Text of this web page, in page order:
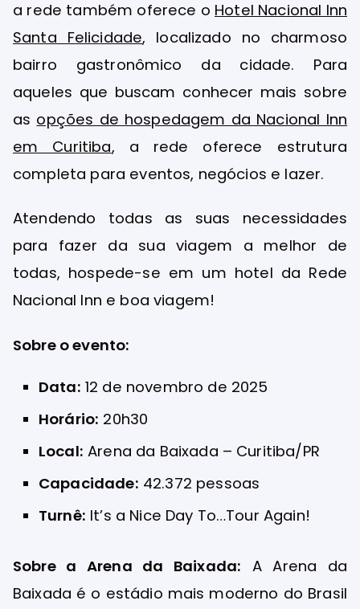
a rede também oferece o Hotel Nacional Inn
Santa Felicidade, localizado no charmoso
bairro gastronômico da cidade. Para
aqueles que buscam conhecer mais sobre
as opções de hospedagem da Nacional Inn
em Curitiba, a rede oferece estrutura
completa para eventos, negócios e lazer.
Atendendo todas as suas necessidades
para fazer da sua viagem a melhor de
todas, hospede-se em um hotel da Rede
Nacional Inn e boa viagem!
Sobre o evento:
Data: 12 de novembro de 2025
Horário: 20h30
Local: Arena da Baixada – Curitiba/PR
Capacidade: 42.372 pessoas
Turnê: It’s a Nice Day To…Tour Again!
Sobre a Arena da Baixada: A Arena da
Baixada é o estádio mais moderno do Brasil